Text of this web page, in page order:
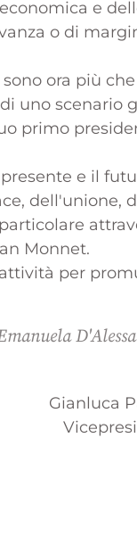
e
o di
ora più
uno scenario
primo
e il
dell'unione,
Monnet.
per
Gianluca